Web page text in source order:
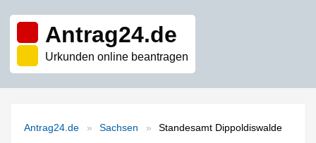
Antrag24.de
Urkunden online beantragen
Antrag24.de Sachsen Standesamt Dippoldiswalde